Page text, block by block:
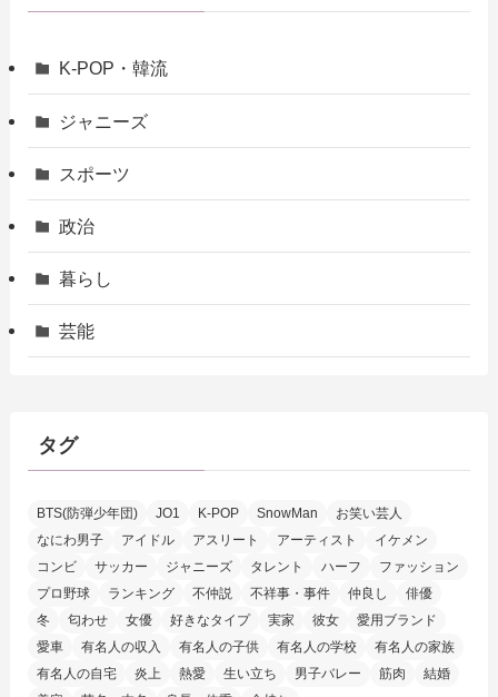
K-POP・韓流
ジャニーズ
スポーツ
政治
暮らし
芸能
タグ
BTS(防弾少年団) JO1 K-POP SnowMan
お笑い芸人
なにわ男子
アイドル アスリート アーティスト
イケメン
コンビ
サッカー ジャニーズ タレント ハーフ
ファッション
プロ野球
ランキング 不仲説 不祥事・事件 仲良し
俳優
冬
匂わせ 女優 好きなタイプ 実家 彼女
愛用ブランド
愛車
有名人の収入 有名人の子供 有名人の学校
有名人の家族
有名人の自宅
炎上 熱愛 生い立ち 男子バレー 筋肉
結婚